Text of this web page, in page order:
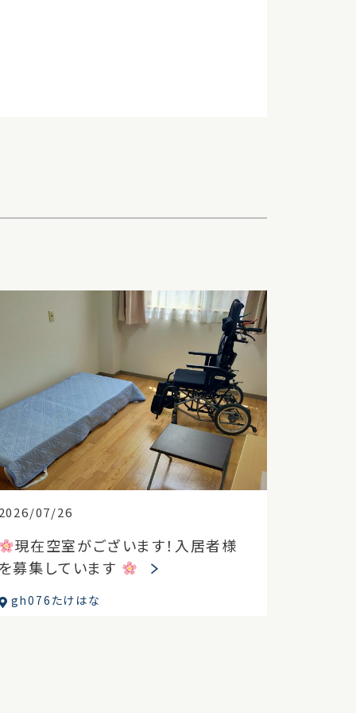
07/26
現在空室がございます！入居者様
募集しています
gh076たけはな